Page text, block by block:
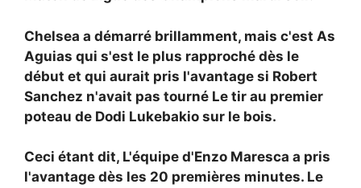
Chelsea a démarré brillamment, mais c'est As
Aguias qui s'est le plus rapproché dès le
début et qui aurait pris l'avantage si Robert
Sanchez n'avait pas tourné Le tir au premier
poteau de Dodi Lukebakio sur le bois.
Ceci étant dit, L'équipe d'Enzo Maresca a pris
l'avantage dès les 20 premières minutes. Le